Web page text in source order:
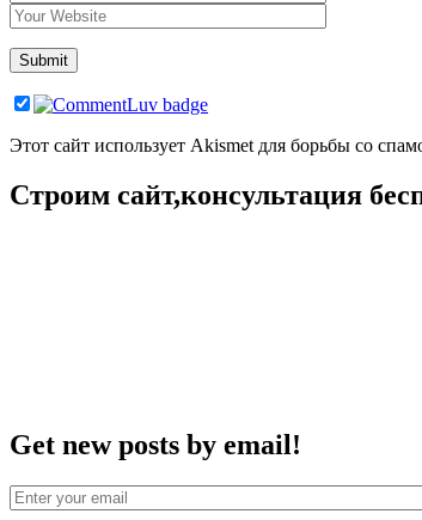
Website
Этот сайт использует Akismet для борьбы со
Строим сайт,консультация
Get new posts by email!